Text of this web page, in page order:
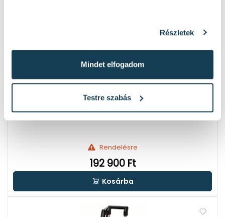
Részletek
Mindet elfogadom
Testre szabás
Bosch GCM 8 SJL elektromos gérvágó 230 V | 1600 W |
Fűrészlap 216 x 30 mm | Vágás max 312 x 70 mm
Rendelésre
192 900 Ft
Kosárba